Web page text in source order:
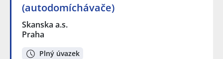
(autodomíchávače)
Skanska a.s.
Praha
Plný úvazek